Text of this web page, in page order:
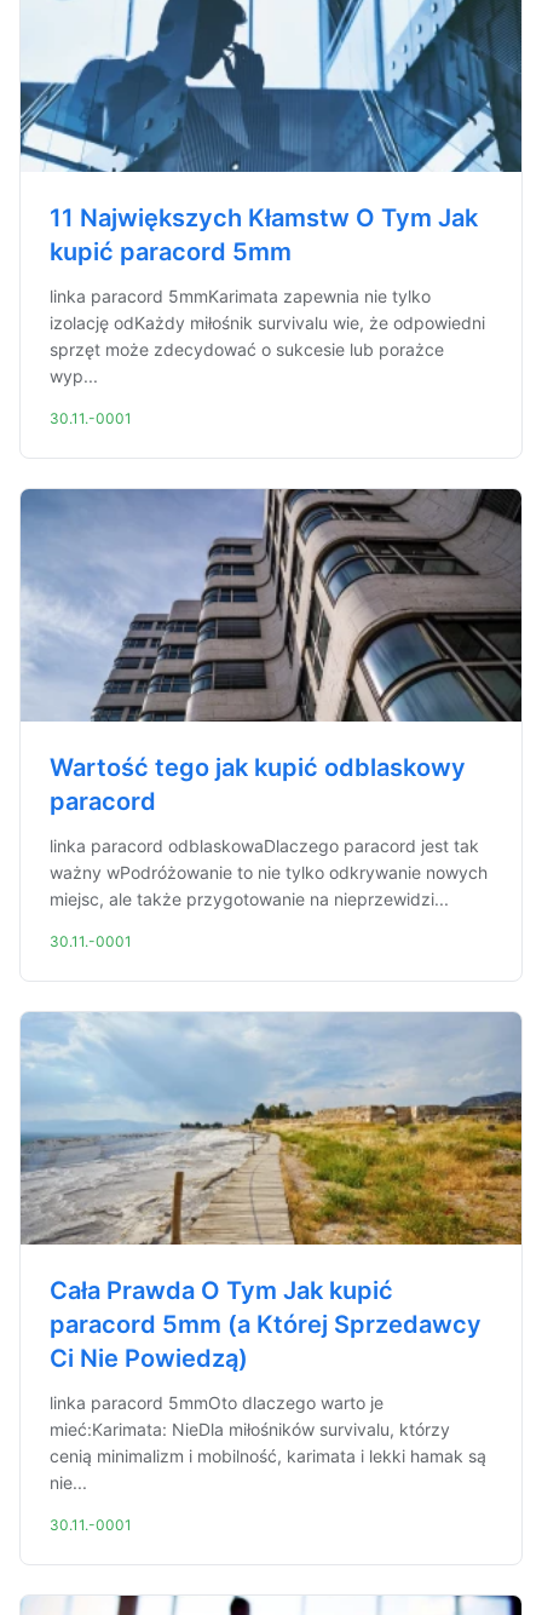
11 Największych Kłamstw O Tym Jak
kupić paracord 5mm
linka paracord 5mmKarimata zapewnia nie tylko
izolację odKażdy miłośnik survivalu wie, że odpowiedni
sprzęt może zdecydować o sukcesie lub porażce
wyp...
30.11.-0001
Wartość tego jak kupić odblaskowy
paracord
linka paracord odblaskowaDlaczego paracord jest tak
ważny wPodróżowanie to nie tylko odkrywanie nowych
miejsc, ale także przygotowanie na nieprzewidzi...
30.11.-0001
Cała Prawda O Tym Jak kupić
paracord 5mm (a Której Sprzedawcy
Ci Nie Powiedzą)
linka paracord 5mmOto dlaczego warto je
mieć:Karimata: NieDla miłośników survivalu, którzy
cenią minimalizm i mobilność, karimata i lekki hamak są
nie...
30.11.-0001